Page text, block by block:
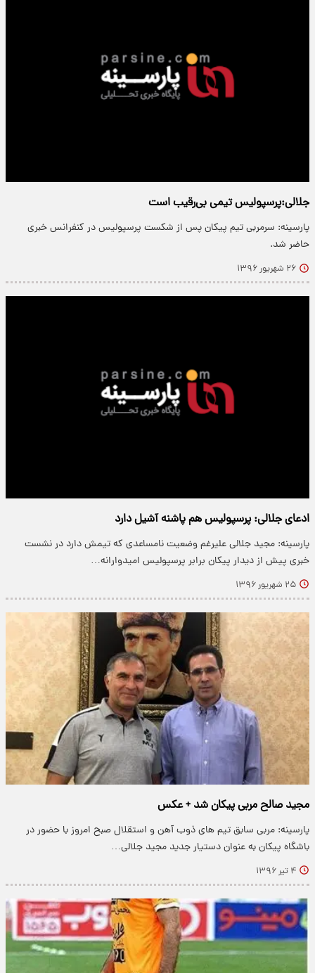
جلالی:پرسپولیس تیمی بی‌رقیب است
پارسینه: سرمربی تیم پیکان پس از شکست پرسپولیس در کنفرانس خبری
حاضر شد.
۲۶ شهریور ۱۳۹۶
ادعای جلالی: پرسپولیس هم پاشنه آشیل دارد
پارسینه: مجید جلالی علیرغم وضعیت نامساعدی که تیمش دارد در نشست
خبری پیش از دیدار پیکان برابر پرسپولیس امیدوارانه…
۲۵ شهریور ۱۳۹۶
مجید صالح مربى پیکان شد + عکس
پارسینه: مربى سابق تیم هاى ذوب آهن و استقلال صبح امروز با حضور در
باشگاه پیکان به عنوان دستیار جدید مجید جلالى…
۴ تیر ۱۳۹۶